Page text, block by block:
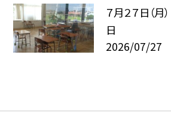
７月２７日（
日
2026/07/27